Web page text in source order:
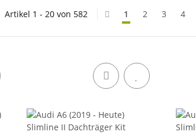
Artikel 1 - 20 von 582 1 2 3 4